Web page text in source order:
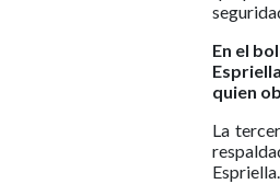
En el
quien
La
Espriella.